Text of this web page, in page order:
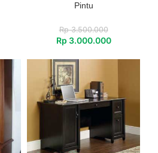
Pintu
Rp3.500.000
Rp 3.000.000